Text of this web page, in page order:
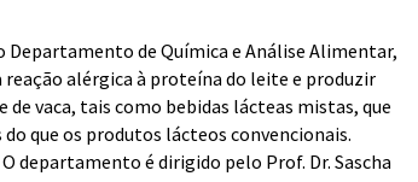
Departamento de Química e Análise Alimentar,
alérgica à proteína do leite e produzir
vaca, tais como bebidas lácteas mistas, que
que os produtos lácteos convencionais.
departamento é dirigido pelo Prof. Dr. Sascha